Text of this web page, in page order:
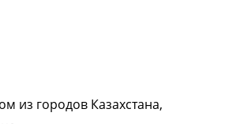
из городов Казахстана,